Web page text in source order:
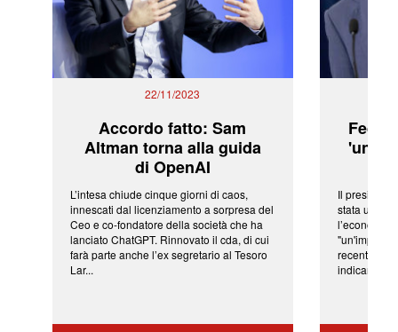
22/11/2023
Accordo fatto: Sam
Altman torna alla guida
di OpenAI
L’intesa chiude cinque giorni di caos,
innescati dal licenziamento a sorpresa del
Ceo e co-fondatore della società che ha
lanciato ChatGPT. Rinnovato il cda, di cui
farà parte anche l’ex segretario al Tesoro
Lar...
Fed:
'una
Il
stata una
l’economia
recenti
indicano